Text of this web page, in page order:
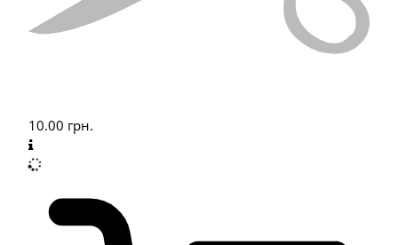
10.00 грн.